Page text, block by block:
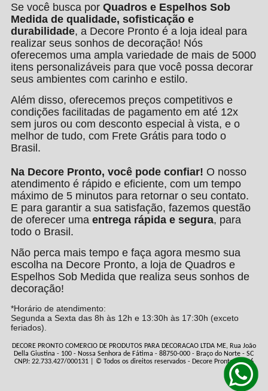
Se você busca por Quadros e Espelhos Sob
Medida de qualidade, sofisticação e
durabilidade, a Decore Pronto é a loja ideal para
realizar seus sonhos de decoração! Nós
oferecemos uma ampla variedade de mais de 5000
itens personalizáveis para que você possa decorar
seus ambientes com carinho e estilo.
Além disso, oferecemos preços competitivos e
condições facilitadas de pagamento em até 12x
sem juros ou com desconto especial à vista, e o
melhor de tudo, com Frete Grátis para todo o
Brasil.
Na Decore Pronto, você pode confiar! O nosso
atendimento é rápido e eficiente, com um tempo
máximo de 5 minutos para retornar o seu contato.
E para garantir a sua satisfação, fazemos questão
de oferecer uma entrega rápida e segura, para
todo o Brasil.
Não perca mais tempo e faça agora mesmo sua
escolha na Decore Pronto, a loja de Quadros e
Espelhos Sob Medida que realiza seus sonhos de
decoração!
*Horário de atendimento:
Segunda a Sexta das 8h às 12h e 13:30h às 17:30h (exceto
feriados).
DECORE PRONTO COMERCIO DE PRODUTOS PARA DECORACAO LTDA ME, Rua João
Della Giustina - 100 - Nossa Senhora de Fátima - 88750-000 - Braço do Norte - SC
CNPJ: 22.733.427/000131 | © Todos os direitos reservados - Decore Pronto - 2026